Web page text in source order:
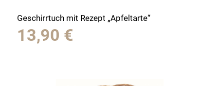
Geschirrtuch mit Rezept „Apfeltarte“
13,90 €